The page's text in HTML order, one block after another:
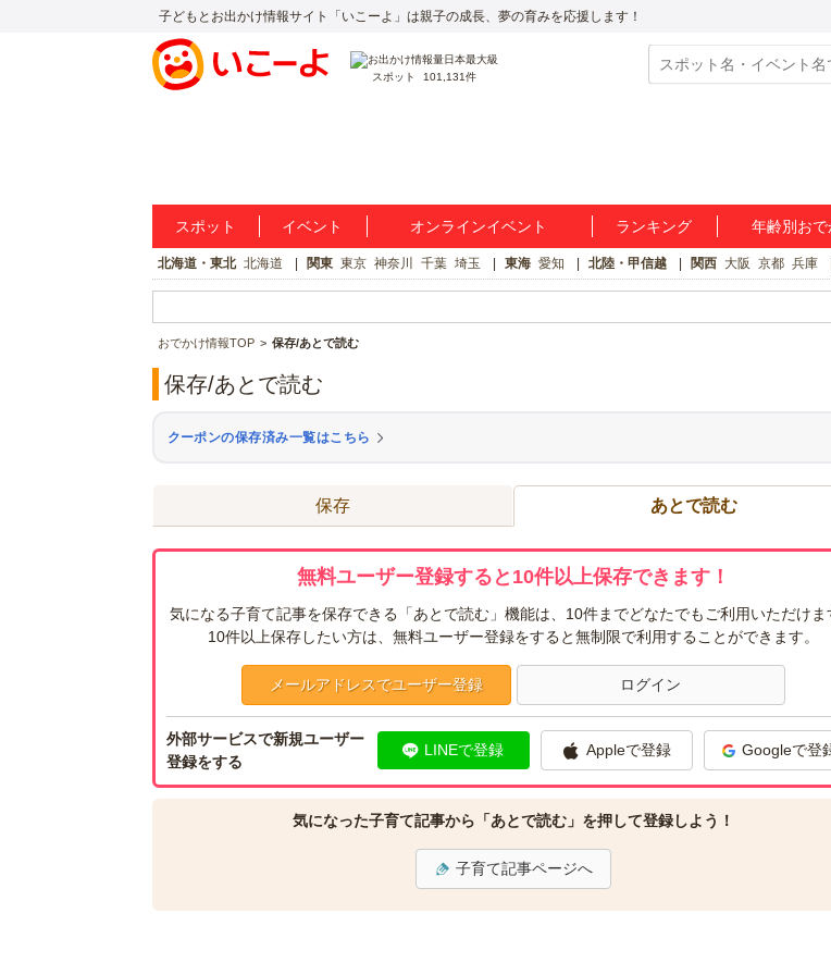
子どもとお出かけ情報サイト「いこーよ」は親子の成長、夢の育みを応援します！
スポット 101,131件
スポット イベント オンラインイベント ランキング 年齢別おで
北海道・東北 北海道 関東 東京 神奈川 千葉 埼玉 東海 愛知 北陸・甲信越 関西 大阪 京都 兵庫
おでかけ情報TOP 保存/あとで読む
保存/あとで読む
クーポンの保存済み一覧はこちら
保存 あとで読む
無料ユーザー登録すると10件以上保存できます！
気になる子育て記事を保存できる「あとで読む」機能は、10件までどなたでもご利用いただけま
10件以上保存したい方は、無料ユーザー登録をすると無制限で利用することができます。
メールアドレスでユーザー登録 ログイン
外部サービスで新規ユーザー
登録をする
LINEで登録 Appleで登録 Googleで登
気になった子育て記事から「あとで読む」を押して登録しよう！
子育て記事ページへ